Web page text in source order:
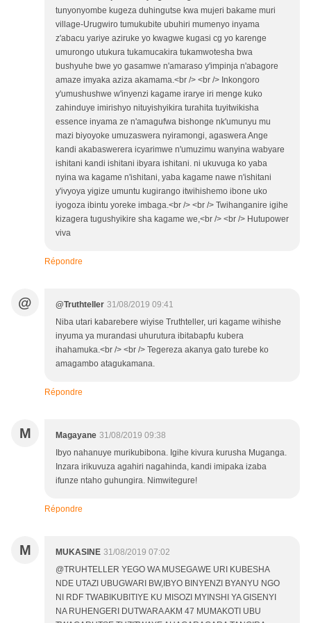
tunyonyombe kugeza duhingutse kwa mujeri bakame muri
village-Urugwiro tumukubite ubuhiri mumenyo inyama
z'abacu yariye aziruke yo kwagwe kugasi cg yo karenge
umurongo utukura tukamucakira tukamwotesha bwa
bushyuhe bwe yo gasamwe n'amaraso y'impinja n'abagore
amaze imyaka aziza akamama.<br /> <br /> Inkongoro
y'umushushwe w'inyenzi kagame irarye iri menge kuko
zahinduye imirishyo nituyishyikira turahita tuyitwikisha
essence inyama ze n'amagufwa bishonge nk'umunyu mu
mazi biyoyoke umuzaswera nyiramongi, agaswera Ange
kandi akabaswerera icyarimwe n'umuzimu wanyina wabyare
ishitani kandi ishitani ibyara ishitani. ni ukuvuga ko yaba
nyina wa kagame n'ishitani, yaba kagame nawe n'ishitani
y'ivyoya yigize umuntu kugirango itwihishemo ibone uko
iyogoza ibintu yoreke imbaga.<br /> <br /> Twihanganire igihe
kizagera tugushyikire sha kagame we,<br /> <br /> Hutupower
viva
Répondre
@ @Truthteller 31/08/2019 09:41
Niba utari kabarebere wiyise Truthteller, uri kagame wihishe
inyuma ya murandasi uhurutura ibitabapfu kubera
ihahamuka.<br /> <br /> Tegereza akanya gato turebe ko
amagambo atagukamana.
Répondre
M Magayane 31/08/2019 09:38
Ibyo nahanuye murikubibona. Igihe kivura kurusha Muganga.
Inzara irikuvuza agahiri nagahinda, kandi imipaka izaba
ifunze ntaho guhungira. Nimwitegure!
Répondre
M MUKASINE 31/08/2019 07:02
@TRUHTELLER YEGO WA MUSEGAWE URI KUBESHA
NDE UTAZI UBUGWARI BW,IBYO BINYENZI BYANYU NGO
NI RDF TWABIKUBITIYE KU MISOZI MYINSHI YA GISENYI
NA RUHENGERI DUTWARA AKM 47 MUMAKOTI UBU